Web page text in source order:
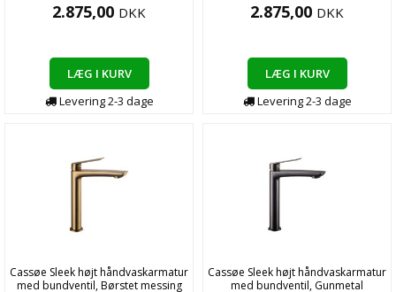
2.875,00 DKK
LÆG I KURV
Levering2-3 dage
2.875,00 DKK
LÆG I KURV
Levering2-3 dage
Cassøe Sleek højt håndvaskarmatur
med bundventil, Børstet messing
Cassøe Sleek højt håndvaskarmatur
med bundventil, Gunmetal